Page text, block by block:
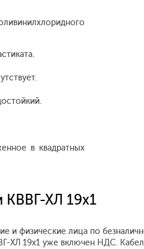
в квадратных
КВВГ-ХЛ 19х1
и физические лица по
ХЛ 19х1 уже включен НДС.